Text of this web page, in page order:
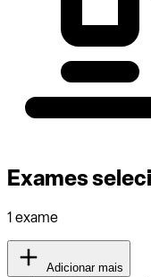
Exames
1 exame
Adicionar mais